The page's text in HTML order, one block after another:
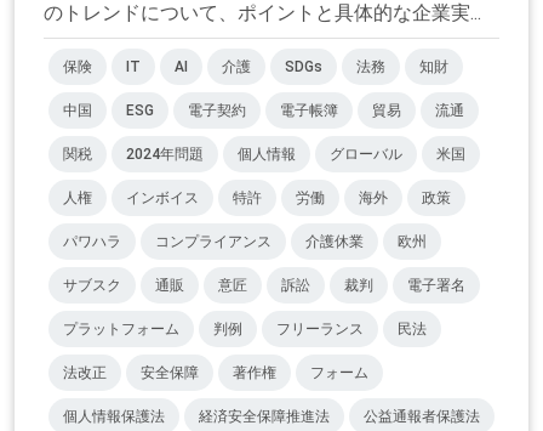
のトレンドについて、ポイントと具体的な企業実...
保険 IT AI 介護 SDGs 法務 知財
中国 ESG 電子契約 電子帳簿 貿易 流通
関税 2024年問題 個人情報 グローバル 米国
人権 インボイス 特許 労働 海外 政策
パワハラ コンプライアンス 介護休業 欧州
サブスク 通販 意匠 訴訟 裁判 電子署名
プラットフォーム 判例 フリーランス 民法
法改正 安全保障 著作権 フォーム
個人情報保護法 経済安全保障推進法 公益通報者保護法